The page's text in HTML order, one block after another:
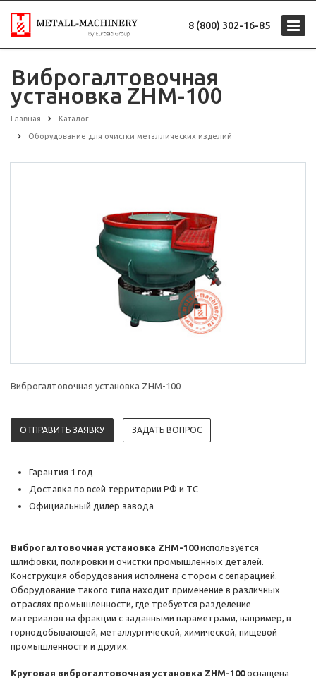
8 (800) 302-16-85
Виброгалтовочная
установка ZHM-100
Главная Каталог
Оборудование для очистки металлических изделий
Виброгалтовочная установка ZHM-100
ОТПРАВИТЬ ЗАЯВКУ ЗАДАТЬ ВОПРОС
Гарантия 1 год
Доставка по всей территории РФ и ТС
Официальный дилер завода
Виброгалтовочная установка ZHM-100используется
шлифовки, полировки и очистки промышленных деталей.
Конструкция оборудования исполнена с тором с сепарацией.
Оборудование такого типа находит применение в различных
отраслях промышленности, где требуется разделение
материалов на фракции с заданными параметрами, например, в
горнодобывающей, металлургической, химической, пищевой
промышленности и других.
Круговая виброгалтовочная установка ZHM-100оснащена